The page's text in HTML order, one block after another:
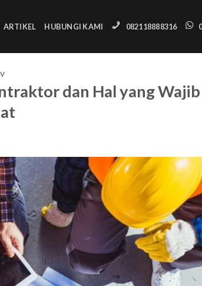
ARTIKEL HUBUNGI KAMI 082118888316
dan Hal yang Wajib